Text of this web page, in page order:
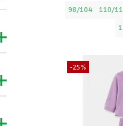
98/104
110/
-25%